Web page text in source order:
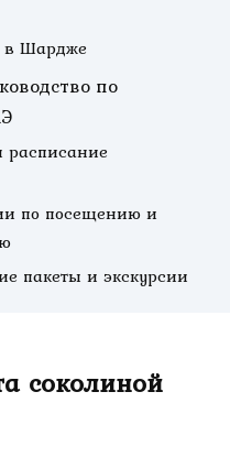
в Шардже
по
расписание
по посещению и
пакеты и экскурсии
соколиной